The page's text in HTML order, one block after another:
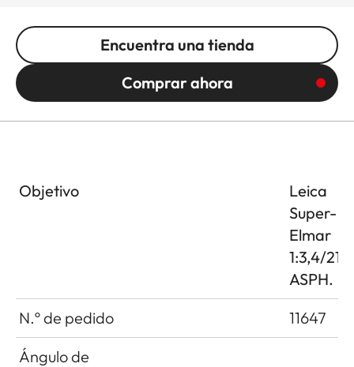
Encuentra una tienda
Comprar ahora
Objetivo
Leica
Super-
Elmar
1:3,4/21
ASPH.
N.º de pedido
11647
Ángulo de